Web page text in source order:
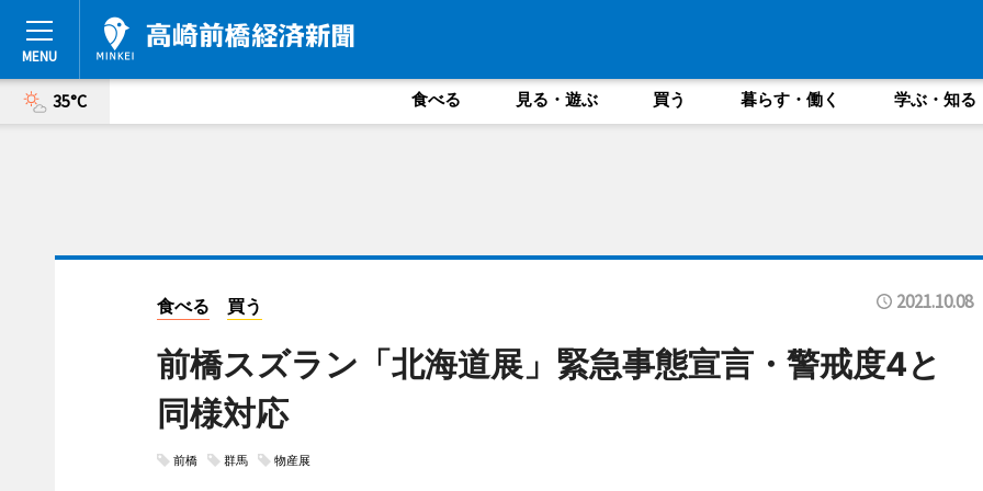
35°C 食べる 見る・遊ぶ 買う 暮らす・働く 学ぶ・知る
食べる 買う 2021.10.08
前橋スズラン「北海道展」緊急事態宣言・警戒度4と
同様対応
前橋 群馬 物産展